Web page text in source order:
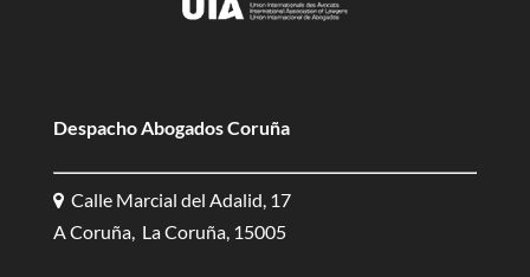
Despacho Abogados Coruña
Calle Marcial del Adalid, 17
A Coruña, La Coruña, 15005